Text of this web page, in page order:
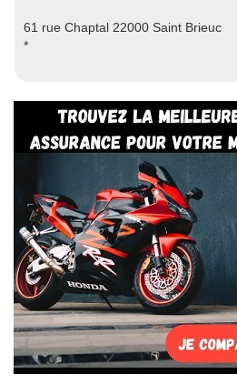
61 rue Chaptal 22000 Saint Brieuc
*